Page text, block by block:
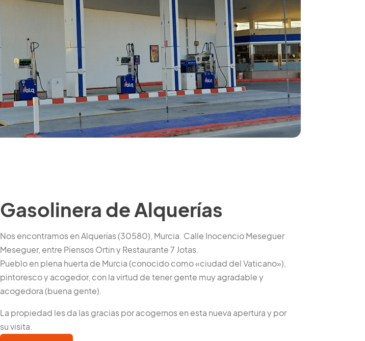
Gasolinera de Alquerías
Nos encontramos en Alquerías (30580), Murcia. Calle Inocencio Meseguer
Meseguer, entre Piensos Ortin y Restaurante 7 Jotas.
Pueblo en plena huerta de Murcia (conocido como «ciudad del Vaticano»),
pintoresco y acogedor, con la virtud de tener gente muy agradable y
acogedora (buena gente).
La propiedad les da las gracias por acogernos en esta nueva apertura y por
su visita.